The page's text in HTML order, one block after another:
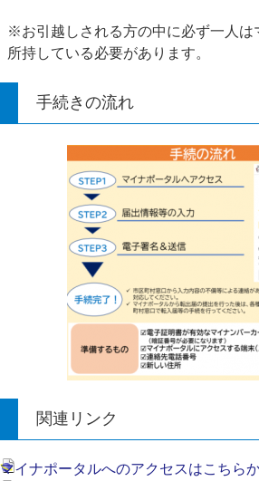
※お引越しされる方の中に必ず一人は
所持している必要があります。
手続きの流れ
関連リンク
マイナポータルへのアクセスはこちら